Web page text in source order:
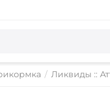
/ Ликвиды ::